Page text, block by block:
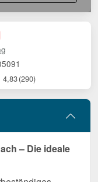
4,83(290)
– Die ideale